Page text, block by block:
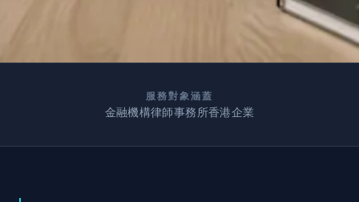
服務對象涵蓋
金融機構律師事務所香港企業